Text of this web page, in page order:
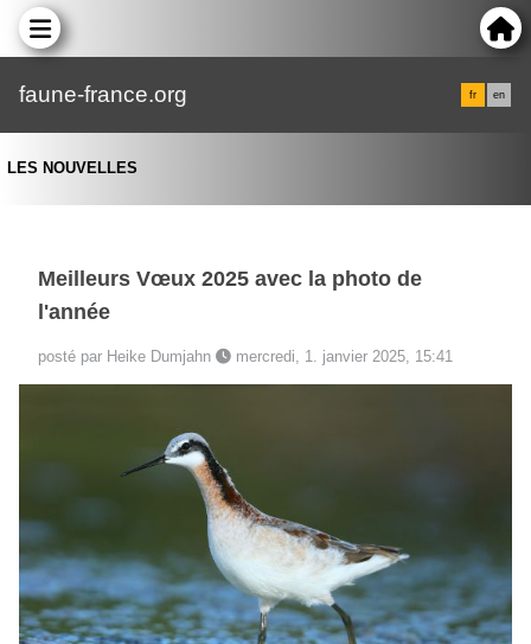
faune-france.org fr en
LES NOUVELLES
Meilleurs Vœux 2025 avec la photo de
l'année
posté par Heike Dumjahn mercredi, 1. janvier 2025, 15:41